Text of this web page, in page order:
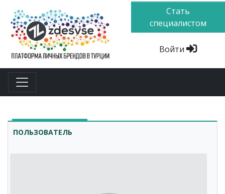
Стать
специалистом
Войти
ПОЛЬЗОВАТЕЛЬ